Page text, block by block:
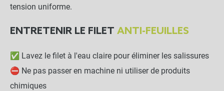
tension uniforme.
ENTRETENIR LE FILET ANTI-FEUILLES
✅ Lavez le filet à l'eau claire pour éliminer les salissures
⛔ Ne pas passer en machine ni utiliser de produits
chimiques